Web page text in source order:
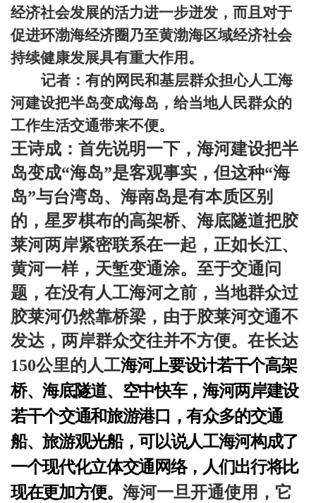
经济社会发展的活力进一步迸发，而且对于
促进环渤海经济圈乃至黄渤海区域经济社会
持续健康发展具有重大作用。
记者：有的网民和基层群众担心人工海
河建设把半岛变成海岛，给当地人民群众的
工作生活交通带来不便。
王诗成：首先说明一下，海河建设把半
岛变成“海岛”是客观事实，但这种“海
岛”与台湾岛、海南岛是有本质区别
的，星罗棋布的高架桥、海底隧道把胶
莱河两岸紧密联系在一起，正如长江、
黄河一样，天堑变通涂。至于交通问
题，在没有人工海河之前，当地群众过
胶莱河仍然靠桥梁，由于胶莱河交通不
发达，两岸群众交往并不方便。在长达
150公里的人工海河上要设计若干个高架
桥、海底隧道、空中快车，海河两岸建设
若干个交通和旅游港口，有众多的交通
船、旅游观光船，可以说人工海河构成了
一个现代化立体交通网络，人们出行将比
现在更加方便。 海河一旦开通使用，它